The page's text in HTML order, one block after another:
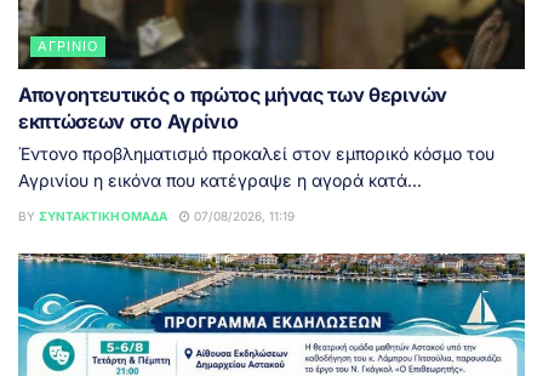
ΑΓΡΊΝΙΟ
Απογοητευτικός ο πρώτος μήνας των θερινών
εκπτώσεων στο Αγρίνιο
Έντονο προβληματισμό προκαλεί στον εμπορικό κόσμο του
Αγρινίου η εικόνα που κατέγραψε η αγορά κατά...
BY ΣΥΝΤΑΚΤΙΚΉ ΟΜΆΔΑ 07/08/2026, 11:19